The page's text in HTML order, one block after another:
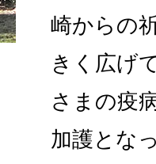
崎からの
きく広げ
さまの疫
加護とな